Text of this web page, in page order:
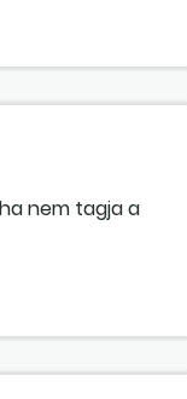
nem tagja a